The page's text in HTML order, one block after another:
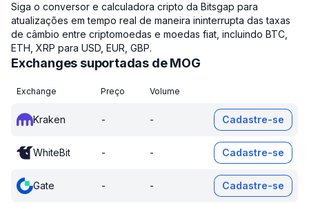
Siga o conversor e calculadora cripto da Bitsgap para
atualizações em tempo real de maneira ininterrupta das taxas
de câmbio entre criptomoedas e moedas fiat, incluindo BTC,
ETH, XRP para USD, EUR, GBP.
Exchanges suportadas de MOG
Exchange Preço Volume
Kraken - - Cadastre-se
WhiteBit - - Cadastre-se
Gate - - Cadastre-se